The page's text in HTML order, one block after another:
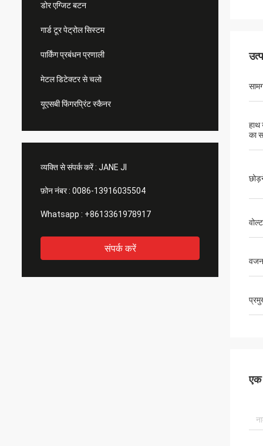
डोर एग्जिट बटन
गार्ड टूर पेट्रोल सिस्टम
पार्किंग प्रबंधन प्रणाली
मेटल डिटेक्टर से चलो
यूएसबी फिंगरप्रिंट स्कैनर
व्यक्ति से संपर्क करें : JANE JI
फ़ोन नंबर : 0086-13916035504
Whatsapp : +8613361978917
संपर्क करें
हाथ
का
वजन
एक